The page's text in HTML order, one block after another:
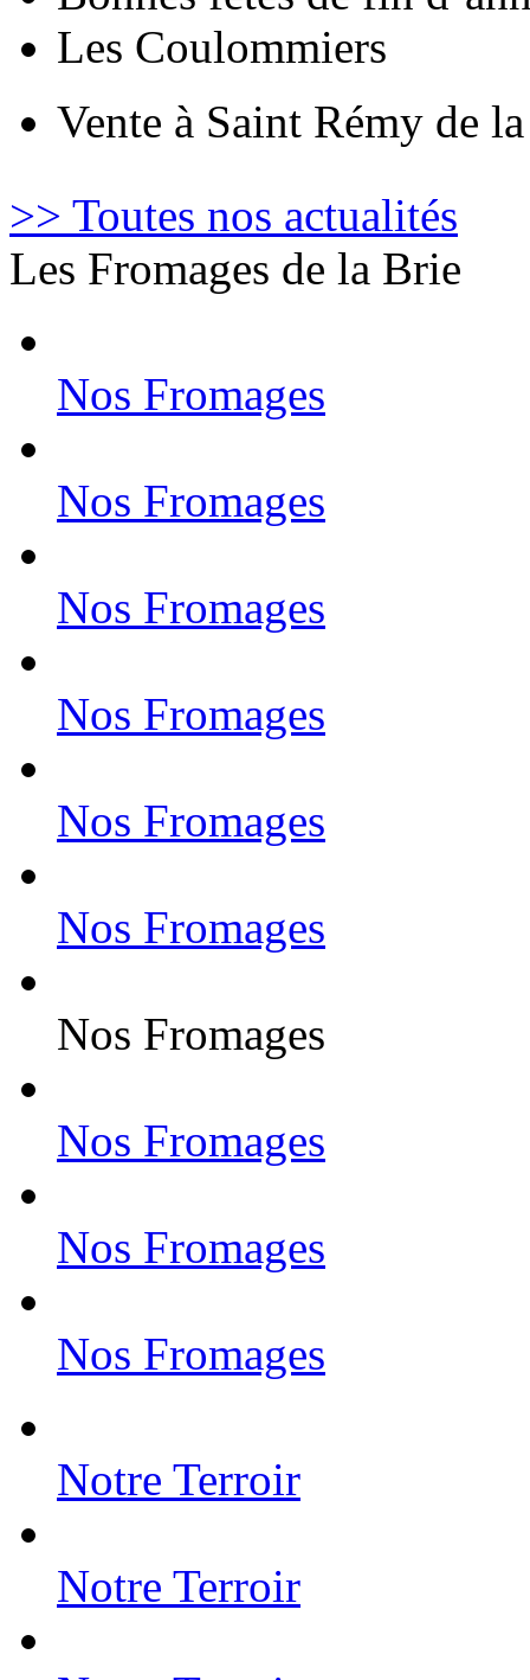
Les Coulommiers
Vente à Saint Rémy de
>> Toutes nos actualités
Les Fromages de la Brie
Nos Fromages
Nos Fromages
Nos Fromages
Nos Fromages
Nos Fromages
Nos Fromages
Nos Fromages
Nos Fromages
Nos Fromages
Nos Fromages
Notre Terroir
Notre Terroir